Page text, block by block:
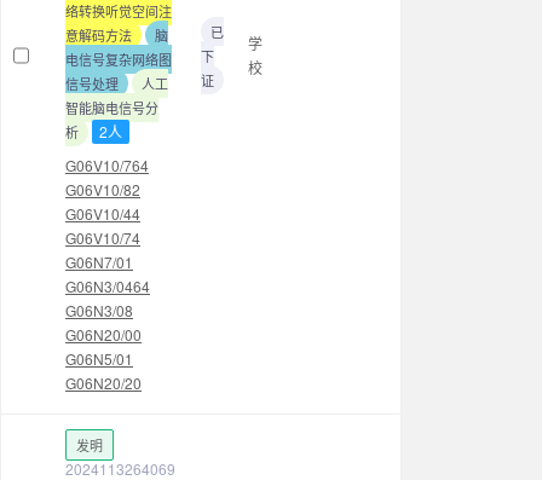
络转换听觉空间注
意解码方法
脑
电信号复杂网络图
信号处理
人工
智能脑电信号分
析
2人
G06V10/764
G06V10/82
G06V10/44
G06V10/74
G06N7/01
G06N3/0464
G06N3/08
G06N20/00
G06N5/01
G06N20/20
已
下
证
学
校
发明
2024113264069